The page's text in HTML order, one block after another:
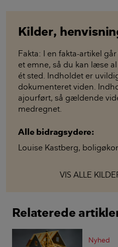
Kilder,
Fakta: I en fakta-artikel
et emne, så du kan læse
ét sted. Indholdet er
dokumenteret viden.
ajourført, så gældende
medregnet.
Alle bidragsydere:
Louise Kastberg,
VIS ALLE
Relaterede
Nyhed